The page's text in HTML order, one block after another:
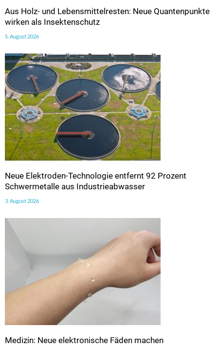
Aus Holz- und Lebensmittelresten: Neue Quantenpunkte
wirken als Insektenschutz
5. August 2026
Neue Elektroden-Technologie entfernt 92 Prozent
Schwermetalle aus Industrieabwasser
3. August 2026
Medizin: Neue elektronische Fäden machen